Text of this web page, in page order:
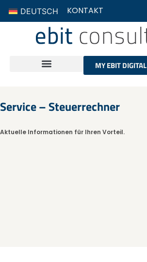
KONTAKT
DEUTSCH
MY EBIT DIGITAL
Service – Steuerrechner
Aktuelle Informationen für Ihren Vorteil.